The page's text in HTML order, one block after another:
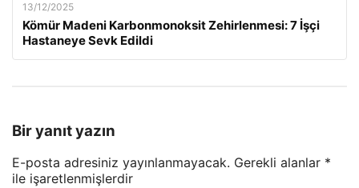
13/12/2025
Kömür Madeni Karbonmonoksit Zehirlenmesi: 7 İşçi
Hastaneye Sevk Edildi
Bir yanıt yazın
E-posta adresiniz yayınlanmayacak. Gerekli alanlar *
ile işaretlenmişlerdir